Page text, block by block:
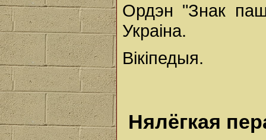
Ордэн "Знак
Украіна.
Вікіпедыя.
Нялёгкая